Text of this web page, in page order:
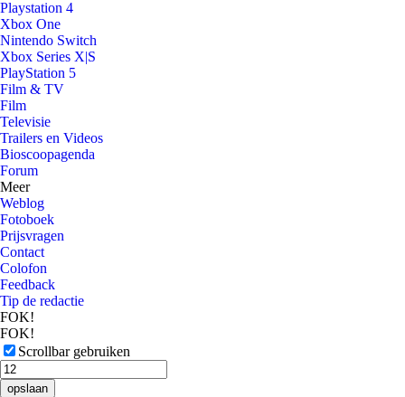
Playstation 4
Xbox One
Nintendo Switch
Xbox Series X|S
PlayStation 5
Film & TV
Film
Televisie
Trailers en Videos
Bioscoopagenda
Forum
Meer
Weblog
Fotoboek
Prijsvragen
Contact
Colofon
Feedback
Tip de redactie
FOK!
FOK!
Scrollbar gebruiken
opslaan